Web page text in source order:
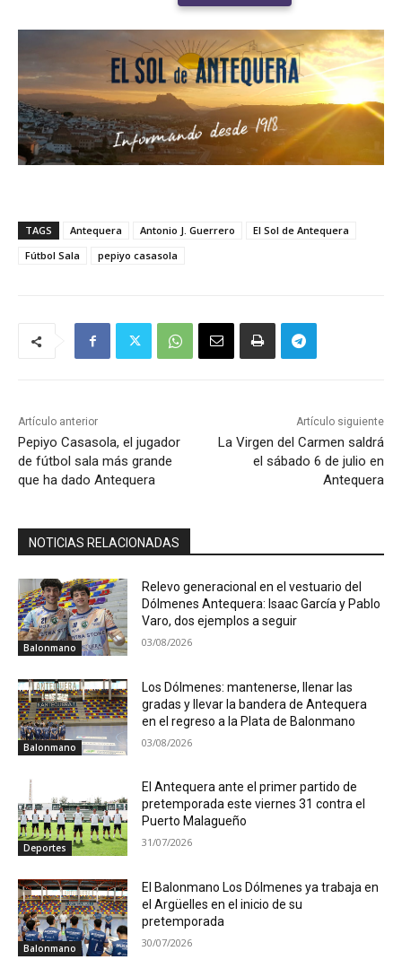
TAGS Antequera Antonio J. Guerrero
El Sol de Antequera
Fútbol Sala
pepiyo casasola
Artículo anterior
Pepiyo Casasola, el jugador
de fútbol sala más grande
que ha dado Antequera
Artículo siguiente
La Virgen del Carmen saldrá
el sábado 6 de julio en
Antequera
NOTICIAS RELACIONADAS
Balonmano
Relevo generacional en el vestuario del
Dólmenes Antequera: Isaac García y Pablo
Varo, dos ejemplos a seguir
03/08/2026
Balonmano
Los Dólmenes: mantenerse, llenar las
gradas y llevar la bandera de Antequera
en el regreso a la Plata de Balonmano
03/08/2026
Deportes
El Antequera ante el primer partido de
pretemporada este viernes 31 contra el
Puerto Malagueño
31/07/2026
Balonmano
El Balonmano Los Dólmenes ya trabaja en
el Argüelles en el inicio de su
pretemporada
30/07/2026